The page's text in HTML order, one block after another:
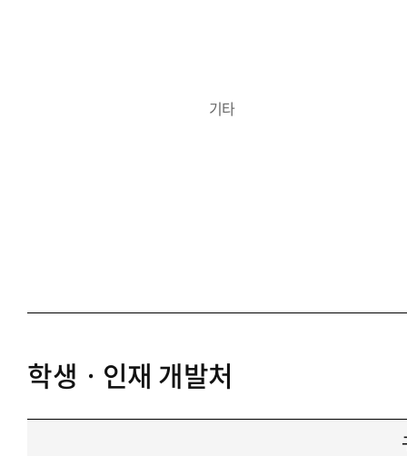
기타
학생ㆍ인재 개발처